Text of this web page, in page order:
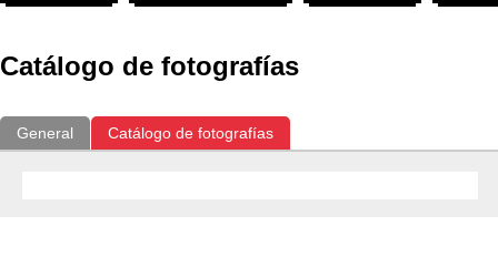
Catálogo de fotografías
General Catálogo de fotografías